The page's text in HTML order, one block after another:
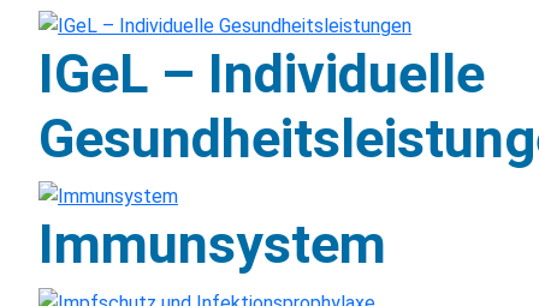
IGeL – Individuelle
Immunsystem